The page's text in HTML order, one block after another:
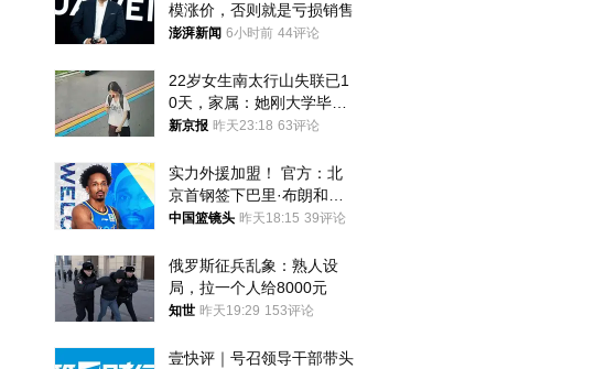
模涨价，否则就是亏损销售
澎湃新闻 6小时前 44评论
22岁女生南太行山失联已1
0天，家属：她刚大学毕业
想到山里旅行
新京报 昨天23:18 63评论
实力外援加盟！ 官方：北
京首钢签下巴里·布朗和桑
普森
中国篮镜头 昨天18:15 39评论
俄罗斯征兵乱象：熟人设
局，拉一个人给8000元
知世 昨天19:29 153评论
壹快评｜号召领导干部带头